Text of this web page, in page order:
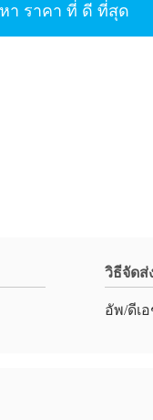
หา ราคา ที่ ดี ที่สุด
วิธีจัดส่
อัพ/ดีเ